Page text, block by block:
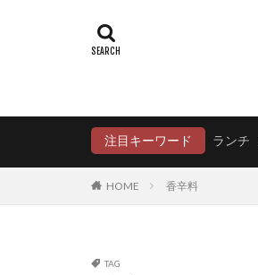
注目キーワード ランチ
HOME 香辛料
TAG